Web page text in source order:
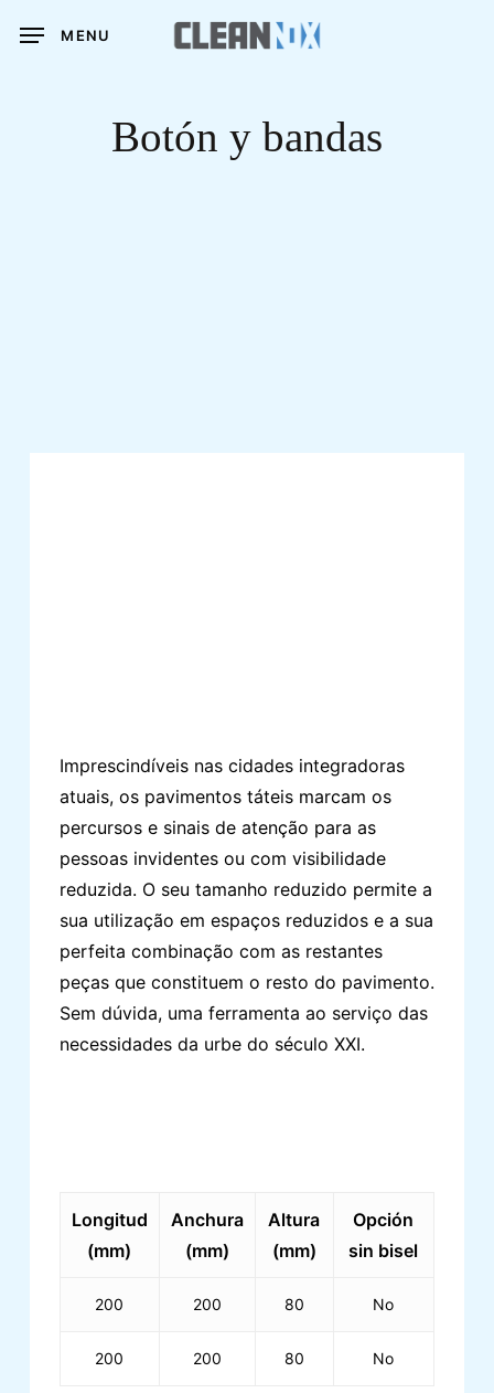
MENU
Botón y bandas
Imprescindíveis nas cidades integradoras
atuais, os pavimentos táteis marcam os
percursos e sinais de atenção para as
pessoas invidentes ou com visibilidade
reduzida. O seu tamanho reduzido permite a
sua utilização em espaços reduzidos e a sua
perfeita combinação com as restantes
peças que constituem o resto do pavimento.
Sem dúvida, uma ferramenta ao serviço das
necessidades da urbe do século XXI.
Longitud
(mm)
Anchura
(mm)
Altura
(mm)
Opción
sin bisel
200 200 80 No
200 200 80 No